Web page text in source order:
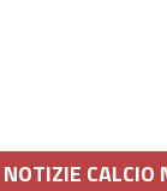
NOTIZIE CALCIO